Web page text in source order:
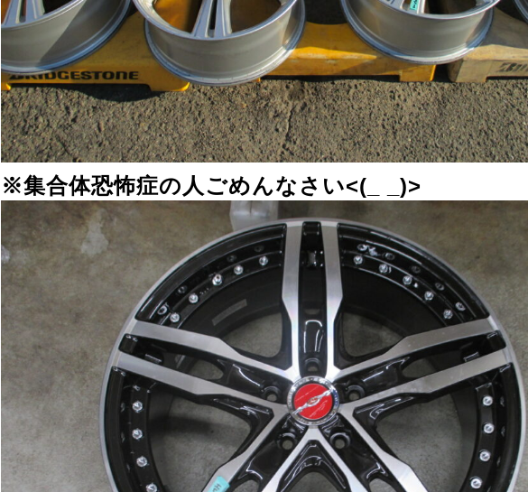
※集合体恐怖症の人ごめんなさい<(_ _)>